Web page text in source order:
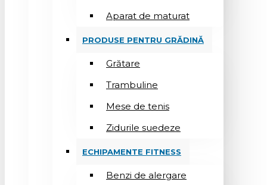
Aparat de maturat
PRODUSE PENTRU GRĂDINĂ
Grătare
Trambuline
Mese de tenis
Zidurile suedeze
ECHIPAMENTE FITNESS
Benzi de alergare